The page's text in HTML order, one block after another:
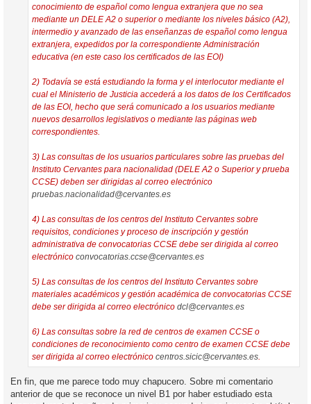
conocimiento de español como lengua extranjera que no sea
mediante un DELE A2 o superior o mediante los niveles básico (A2),
intermedio y avanzado de las enseñanzas de español como lengua
extranjera, expedidos por la correspondiente Administración
educativa (en este caso los certificados de las EOI)
2) Todavía se está estudiando la forma y el interlocutor mediante el
cual el Ministerio de Justicia accederá a los datos de los Certificados
de las EOI, hecho que será comunicado a los usuarios mediante
nuevos desarrollos legislativos o mediante las páginas web
correspondientes.
3) Las consultas de los usuarios particulares sobre las pruebas del
Instituto Cervantes para nacionalidad (DELE A2 o Superior y prueba
CCSE) deben ser dirigidas al correo electrónico
pruebas.nacionalidad@cervantes.es
4) Las consultas de los centros del Instituto Cervantes sobre
requisitos, condiciones y proceso de inscripción y gestión
administrativa de convocatorias CCSE debe ser dirigida al correo
electrónico convocatorias.ccse@cervantes.es
5) Las consultas de los centros del Instituto Cervantes sobre
materiales académicos y gestión académica de convocatorias CCSE
debe ser dirigida al correo electrónico dcl@cervantes.es
6) Las consultas sobre la red de centros de examen CCSE o
condiciones de reconocimiento como centro de examen CCSE debe
ser dirigida al correo electrónico centros.sicic@cervantes.es
En fin, que me parece todo muy chapucero. Sobre mi comentario
anterior de que se reconoce un nivel B1 por haber estudiado esta